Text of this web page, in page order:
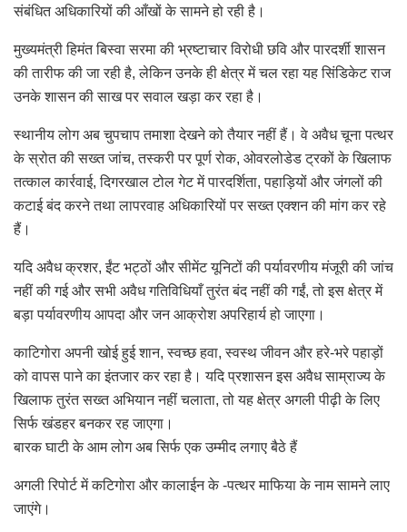
संबंधित अधिकारियों की आँखों के सामने हो रही है।
मुख्यमंत्री हिमंत बिस्वा सरमा की भ्रष्टाचार विरोधी छवि और पारदर्शी शासन
की तारीफ की जा रही है, लेकिन उनके ही क्षेत्र में चल रहा यह सिंडिकेट राज
उनके शासन की साख पर सवाल खड़ा कर रहा है।
स्थानीय लोग अब चुपचाप तमाशा देखने को तैयार नहीं हैं। वे अवैध चूना पत्थर
के स्रोत की सख्त जांच, तस्करी पर पूर्ण रोक, ओवरलोडेड ट्रकों के खिलाफ
तत्काल कार्रवाई, दिगरखाल टोल गेट में पारदर्शिता, पहाड़ियों और जंगलों की
कटाई बंद करने तथा लापरवाह अधिकारियों पर सख्त एक्शन की मांग कर रहे
हैं।
यदि अवैध क्रशर, ईंट भट्ठों और सीमेंट यूनिटों की पर्यावरणीय मंजूरी की जांच
नहीं की गई और सभी अवैध गतिविधियाँ तुरंत बंद नहीं की गईं, तो इस क्षेत्र में
बड़ा पर्यावरणीय आपदा और जन आक्रोश अपरिहार्य हो जाएगा।
काटिगोरा अपनी खोई हुई शान, स्वच्छ हवा, स्वस्थ जीवन और हरे-भरे पहाड़ों
को वापस पाने का इंतजार कर रहा है। यदि प्रशासन इस अवैध साम्राज्य के
खिलाफ तुरंत सख्त अभियान नहीं चलाता, तो यह क्षेत्र अगली पीढ़ी के लिए
सिर्फ खंडहर बनकर रह जाएगा।
बारक घाटी के आम लोग अब सिर्फ एक उम्मीद लगाए बैठे हैं
अगली रिपोर्ट में कटिगोरा और कालाईन के -पत्थर माफिया के नाम सामने लाए
जाएंगे।